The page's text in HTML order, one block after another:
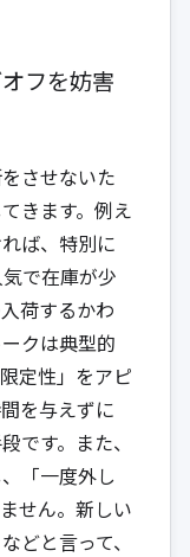
フを妨害
させないた
きます。例え
ば、特別に
で在庫が少
荷するかわ
クは典型的
定性」をアピ
を与えずに
です。また、
「一度外し
せん。新しい
どと言って、